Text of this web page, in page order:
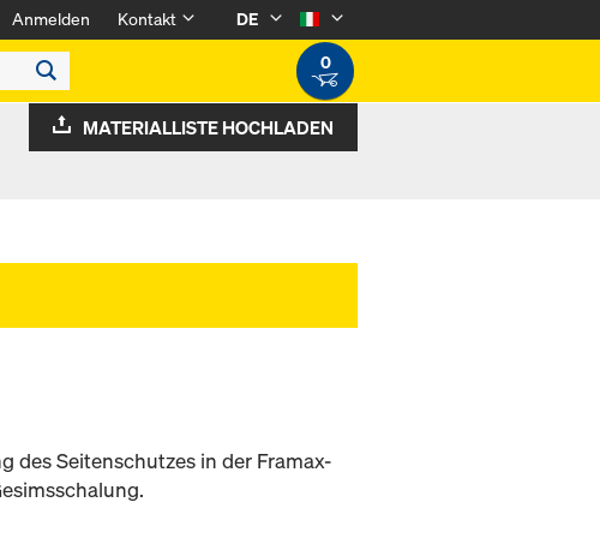
Anmelden Kontakt
DE
0
MATERIALLISTE HOCHLADEN
des Seitenschutzes in der Framax-